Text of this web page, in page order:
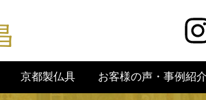
京都製仏具 お客様の声・事例紹介